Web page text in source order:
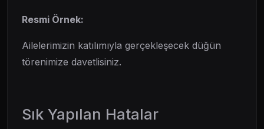
Resmi Örnek:
Ailelerimizin katılımıyla gerçekleşecek düğün
törenimize davetlisiniz.
Sık Yapılan Hatalar